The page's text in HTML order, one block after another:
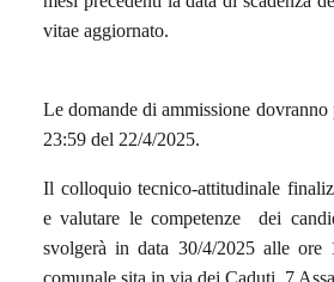
vitae aggiornato.
Le domande di ammissione dovranno
23:59 del 22/4/2025.
Il colloquio tecnico-attitudinale
e valutare le competenze dei
svolgerà in data 30/4/2025 alle ore
comunale sita in via dei Caduti, 7